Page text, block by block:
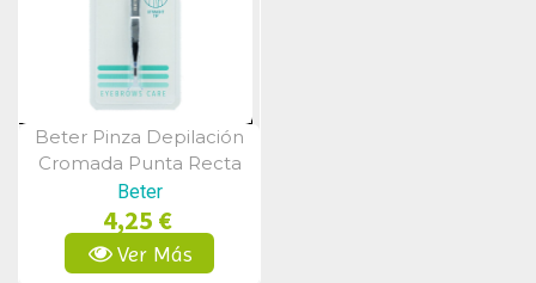
Vista Rápida
Beter Pinza Depilación
Cromada Punta Recta
Beter
4,25 €
Ver Más